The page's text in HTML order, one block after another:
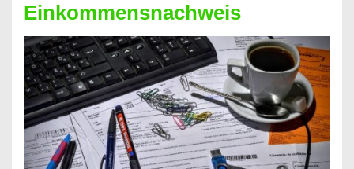
Einkommensnachweis